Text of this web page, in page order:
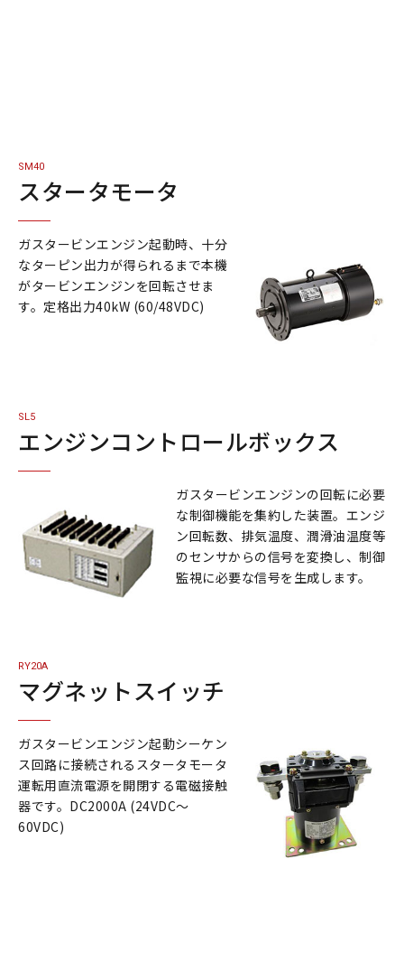
SM40
スタータモータ
ガスタービンエンジン起動時、十分
なターピン出力が得られるまで本機
がタービンエンジンを回転させま
す。定格出力40kW (60/48VDC)
SL5
エンジンコントロールボックス
ガスタービンエンジンの回転に必要
な制御機能を集約した装置。エンジ
ン回転数、排気温度、潤滑油温度等
のセンサからの信号を変換し、制御
監視に必要な信号を生成します。
RY20A
マグネットスイッチ
ガスタービンエンジン起動シーケン
ス回路に接続されるスタータモータ
運転用直流電源を開閉する電磁接触
器です。DC2000A (24VDC〜
60VDC)